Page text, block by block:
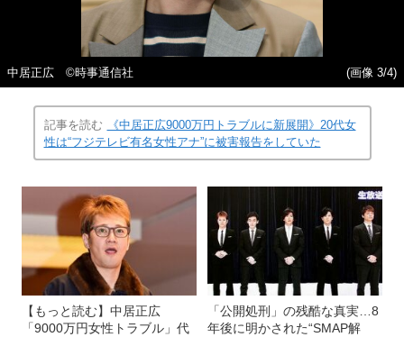
中居正広 ©時事通信社 (画像 3/4)
記事を読む
《中居正広9000万円トラブルに新展開》20代女
性は“フジテレビ有名女性アナ”に被害報告をしていた
【もっと読む】中居正広
「9000万円女性トラブル」代
「公開処刑」の残酷な真実…8
年後に明かされた“SMAP解